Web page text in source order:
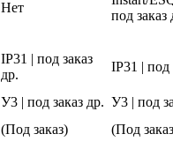
Нет
под заказ
IP31 | под заказ
др.
IP31 | под
У3 | под заказ др. У3 | под
(Под заказ)
(Под